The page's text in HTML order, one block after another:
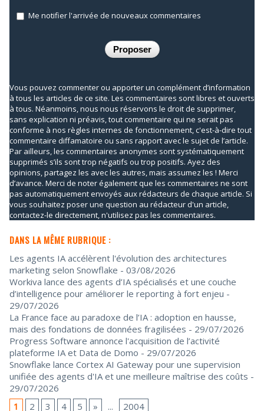
Me notifier l'arrivée de nouveaux commentaires
Vous pouvez commenter ou apporter un complément d’information
à tous les articles de ce site. Les commentaires sont libres et ouverts
à tous. Néanmoins, nous nous réservons le droit de supprimer,
sans explication ni préavis, tout commentaire qui ne serait pas
conforme à nos règles internes de fonctionnement, c'est-à-dire tout
commentaire diffamatoire ou sans rapport avec le sujet de l’article.
Par ailleurs, les commentaires anonymes sont systématiquement
supprimés s’ils sont trop négatifs ou trop positifs. Ayez des
opinions, partagez les avec les autres, mais assumez les ! Merci
d’avance. Merci de noter également que les commentaires ne sont
pas automatiquement envoyés aux rédacteurs de chaque article. Si
vous souhaitez poser une question au rédacteur d'un article,
contactez-le directement, n'utilisez pas les commentaires.
DANS LA MÊME RUBRIQUE :
Les agents IA accélèrent l'évolution des architectures
marketing selon Snowflake - 03/08/2026
Workiva lance des agents d’IA spécialisés et une couche
d’intelligence pour améliorer le reporting à fort enjeu -
29/07/2026
La France face au paradoxe de l’IA : adoption en hausse,
mais des fondations de données fragilisées - 29/07/2026
Progress Software annonce l'acquisition de l’activité
plateforme IA et Data de Domo - 29/07/2026
Snowflake lance Cortex AI Gateway pour une supervision
unifiée des agents d'IA et une meilleure maîtrise des coûts -
29/07/2026
1
2 3 4 5 » ... 2004